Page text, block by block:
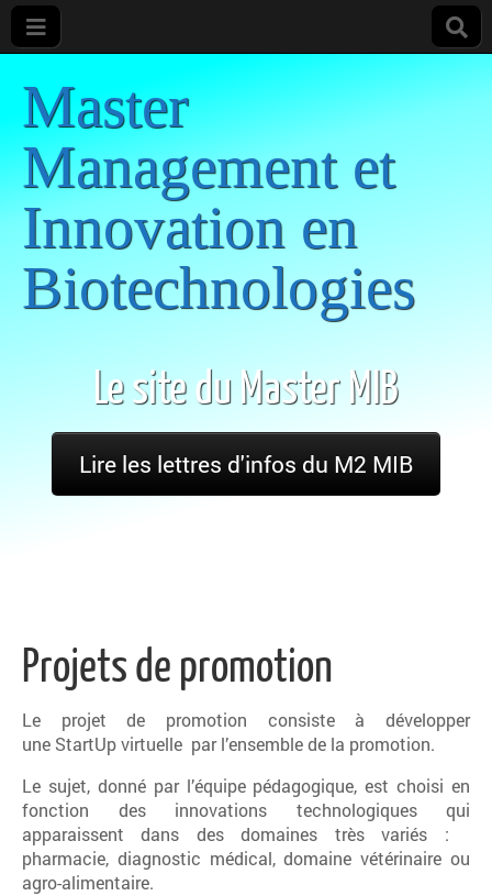
Master
Management et
Innovation en
Biotechnologies
Le site du Master MIB
Lire les lettres d'infos du M2 MIB
Projets de promotion
Le projet de promotion consiste à développer
une StartUp virtuelle par l’ensemble de la promotion.
Le sujet, donné par l’équipe pédagogique,est choisi en
fonction des innovations technologiques qui
apparaissent dans des domaines très variés :
pharmacie, diagnostic médical, domaine vétérinaire ou
agro-alimentaire.